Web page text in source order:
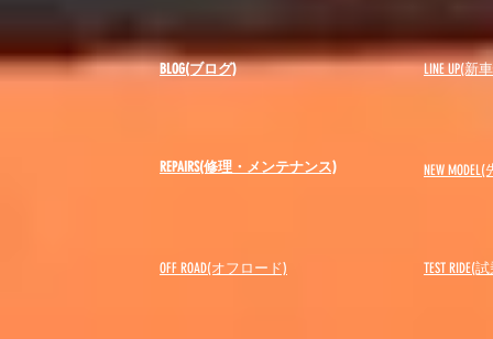
BLOG(ブログ) LINE UP(新
REPAIRS(修理・メンテナンス) NEW MODEL(
OFF ROAD(オフロード) ​TEST RIDE(